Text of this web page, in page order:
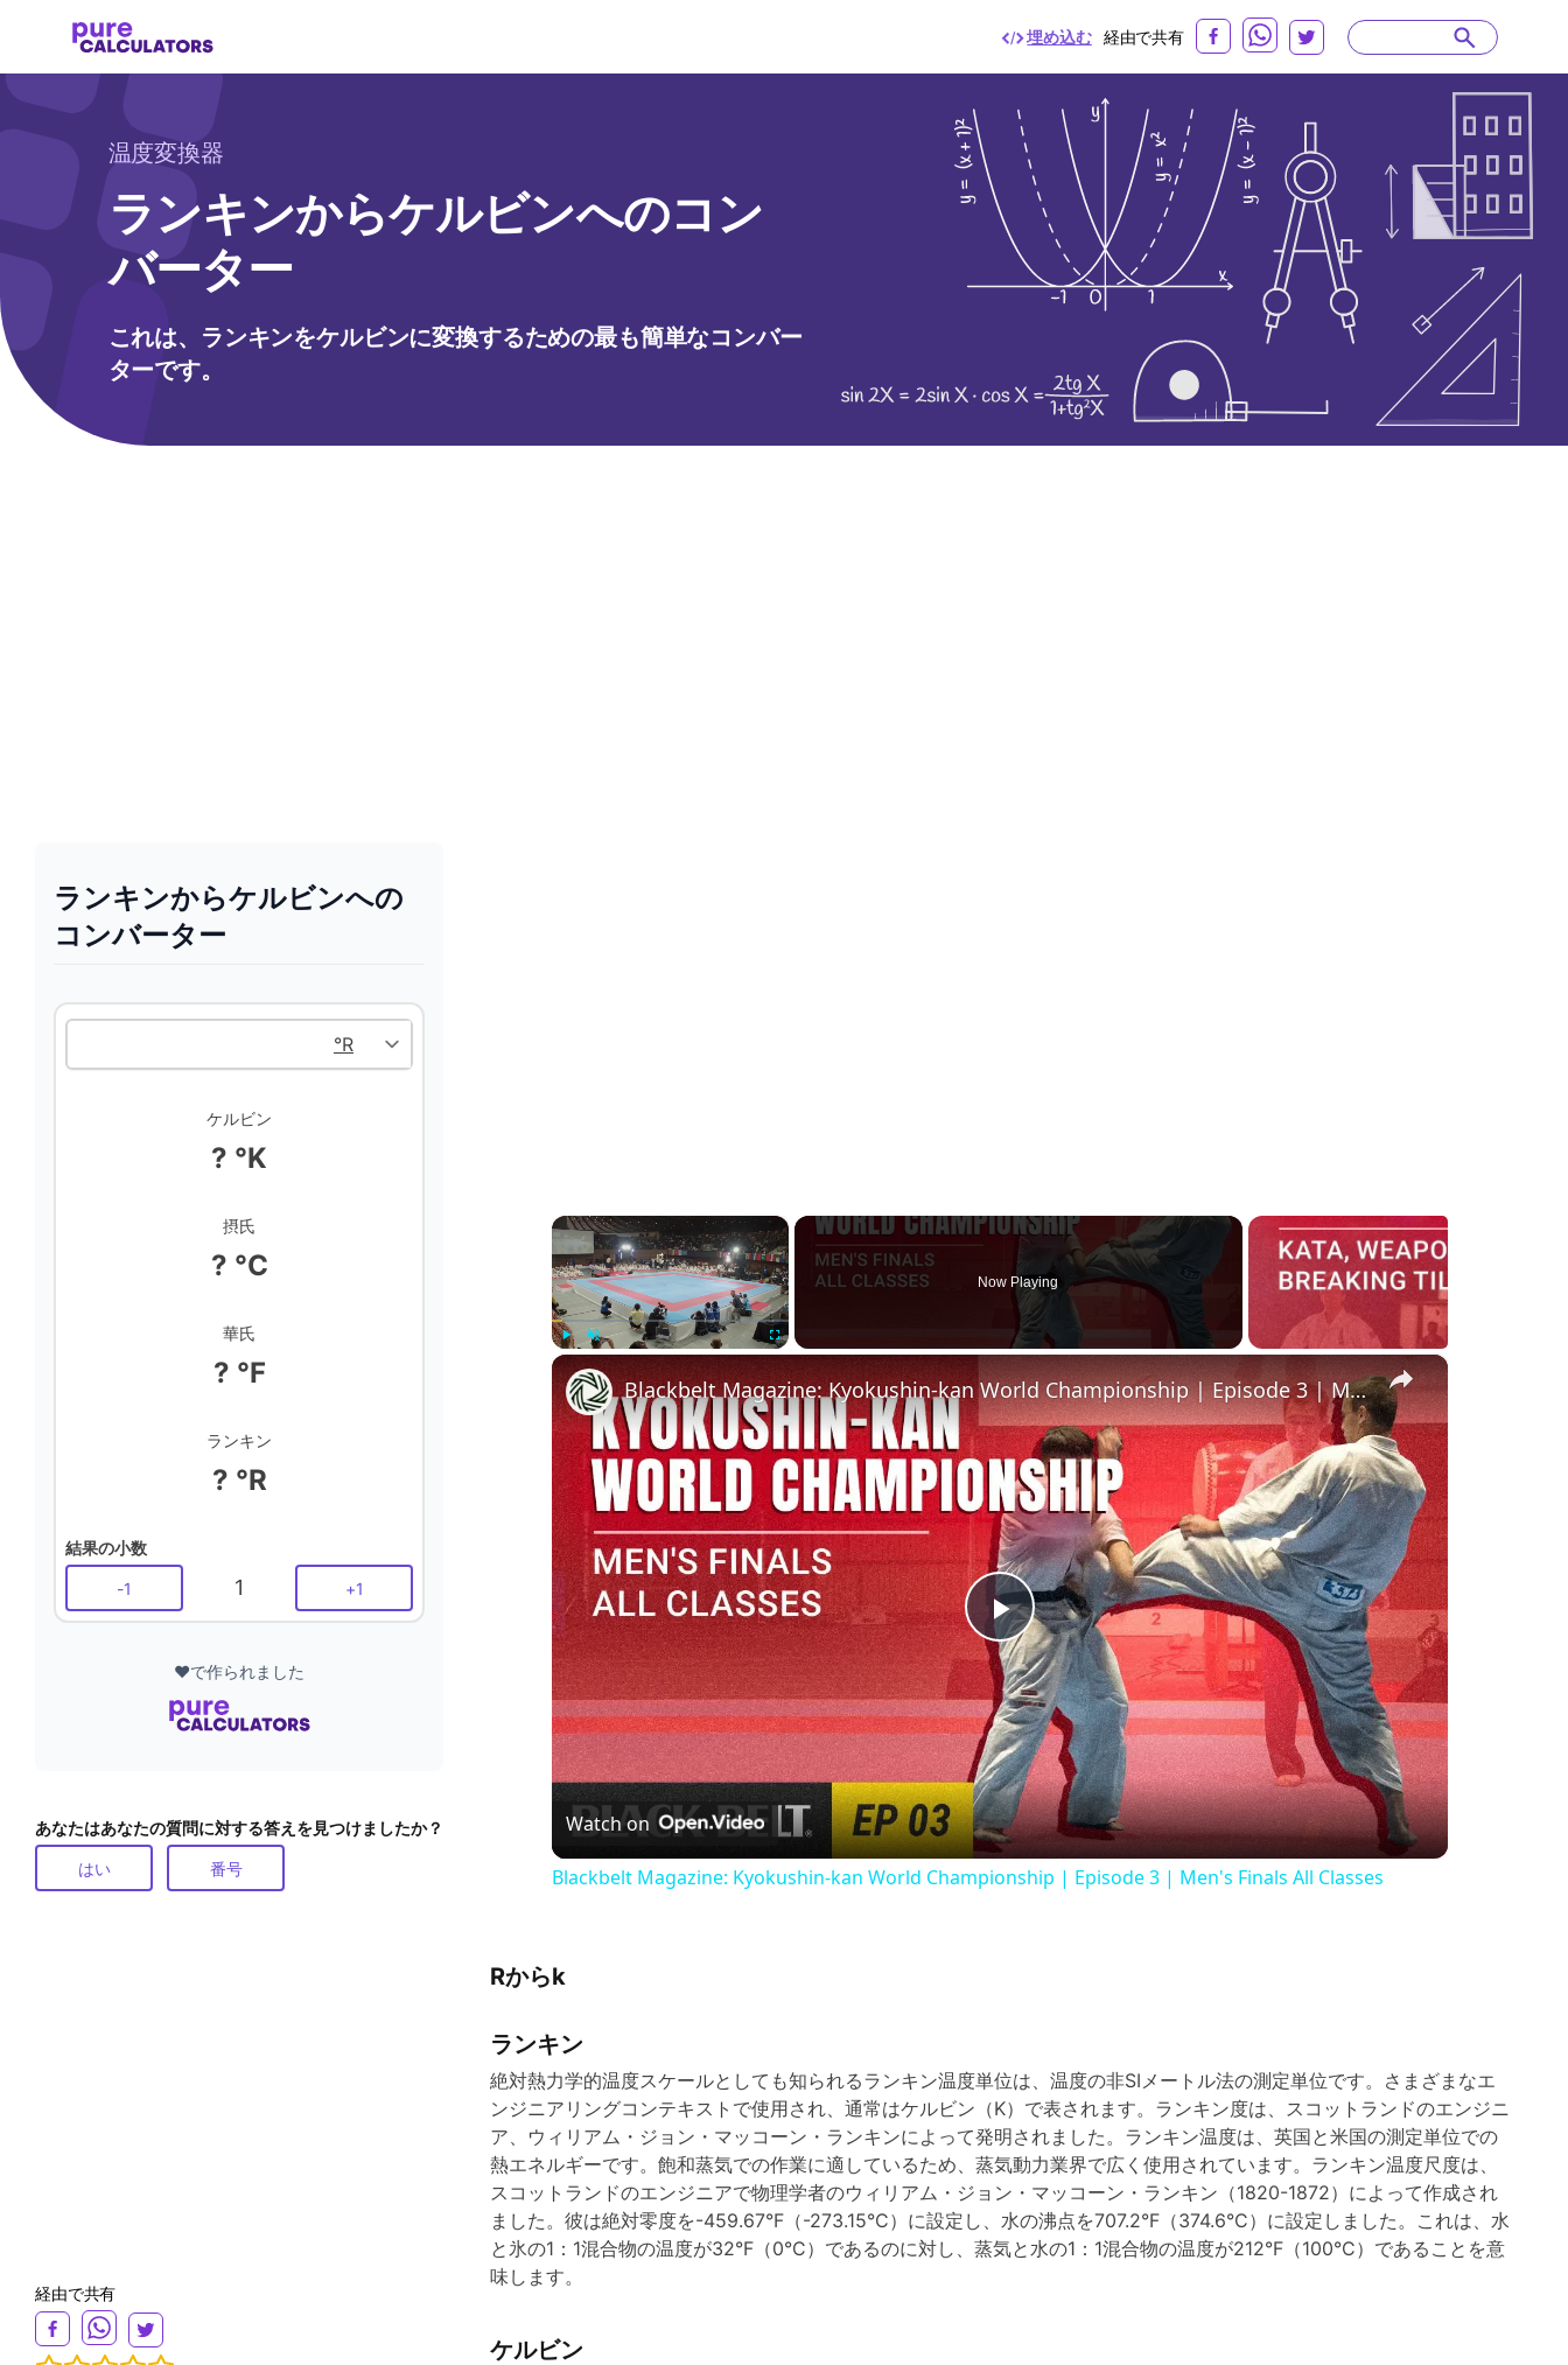
埋め込む 経由で共有
温度変換器
ランキンからケルビンへのコン
バーター
これは、ランキンをケルビンに変換するための最も簡単なコンバー
ターです。
ランキンからケルビンへの
コンバーター
ケルビン
? °K
摂氏
? °C
華氏
? °F
ランキン
? °R
結果の小数
-1 1 +1
❤️で作られました
あなたはあなたの質問に対する答えを見つけましたか？
はい 番号
経由で共有
×
Now Playing
×
P
l
a
y
e
o
Blackbelt Magazine: Kyokushin-kan World Championship | Episode 3 | Men's Finals All Classes
Watch on
Blackbelt Magazine: Kyokushin-kan World Championship | Episode 3 | Men's Finals All Classes
Rからk
ランキン
絶対熱力学的温度スケールとしても知られるランキン温度単位は、温度の非SIメートル法の測定単位です。さまざまなエ
ンジニアリングコンテキストで使用され、通常はケルビン（K）で表されます。ランキン度は、スコットランドのエンジニ
ア、ウィリアム・ジョン・マッコーン・ランキンによって発明されました。ランキン温度は、英国と米国の測定単位での
熱エネルギーです。飽和蒸気での作業に適しているため、蒸気動力業界で広く使用されています。ランキン温度尺度は、
スコットランドのエンジニアで物理学者のウィリアム・ジョン・マッコーン・ランキン（1820-1872）によって作成され
ました。彼は絶対零度を-459.67°F（-273.15°C）に設定し、水の沸点を707.2°F（374.6°C）に設定しました。これは、水
と氷の1：1混合物の温度が32°F（0°C）であるのに対し、蒸気と水の1：1混合物の温度が212°F（100°C）であることを意
味します。
ケルビン